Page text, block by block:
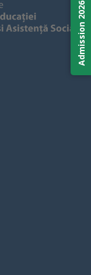
Admission 2026